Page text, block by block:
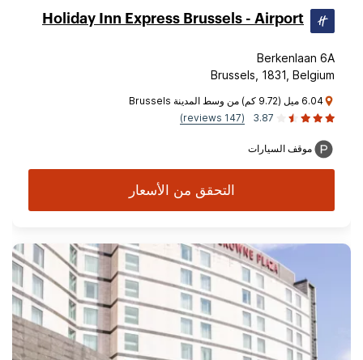
Holiday Inn Express Brussels - Airport
Berkenlaan 6A
Brussels, 1831, Belgium
6.04 ميل (9.72 كم) من وسط المدينة Brussels
3.87
(147 reviews)
موقف السيارات
التحقق من الأسعار